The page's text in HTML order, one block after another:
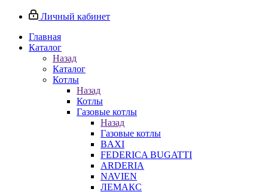
Личный кабинет
Главная
Каталог
Назад
Каталог
Котлы
Назад
Котлы
Газовые котлы
Назад
Газовые котлы
BAXI
FEDERICA BUGATTI
ARDERIA
NAVIEN
ЛЕМАКС